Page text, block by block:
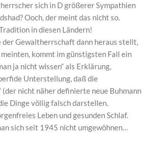
sich in D größerer Sympathien
Ooch, der meint das nicht so.
in diesen Ländern!
der Gewaltherrschaft dann heraus stellt,
meinten, kommt im günstigsten Fall ein
ja nicht wissen“ als Erklärung,
Unterstellung, daß die
(der nicht näher definierte neue Buhmann
Dinge völlig falsch darstellen.
Leben und gesunden Schlaf.
sich seit 1945 nicht umgewöhnen…